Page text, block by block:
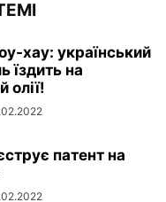
хау: український
їздить на
олії!
патент на